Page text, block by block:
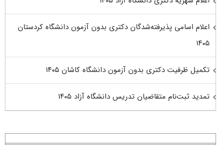
اعلام اسامی پذیرفته‌شدگان دکتری بدون آزمون دانشگاه کردستان
۱۴۰۵
تکمیل ظرفیت دکتری بدون آزمون دانشگاه کاشان ۱۴۰۵
تمدید ثبت‌نام متقاضیان تدریس دانشگاه آزاد ۱۴۰۵